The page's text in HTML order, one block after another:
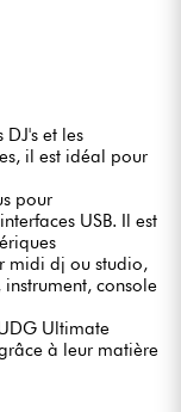
et les
il est idéal pour
pour
USB. Il est
midi dj ou studio,
console
Ultimate
à leur matière